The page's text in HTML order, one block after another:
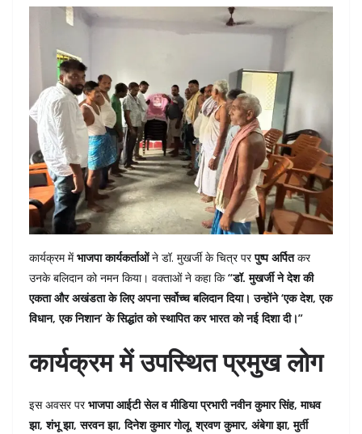
कार्यक्रम मेंभाजपा कार्यकर्ताओंने डॉ. मुखर्जी के चित्र परपुष्प अर्पितकर
उनके बलिदान को नमन किया। वक्ताओं ने कहा कि“डॉ. मुखर्जी ने देश की
एकता और अखंडता के लिए अपना सर्वोच्च बलिदान दिया। उन्होंने ‘एक देश, एक
विधान, एक निशान’ के सिद्धांत को स्थापित कर भारत को नई दिशा दी।”
कार्यक्रम में उपस्थित प्रमुख लोग
इस अवसर परभाजपा आईटी सेल व मीडिया प्रभारी नवीन कुमार सिंह, माधव
झा, शंभू झा, सरवन झा, दिनेश कुमार गोलू, श्रवण कुमार, अंबेगा झा, मुर्ती